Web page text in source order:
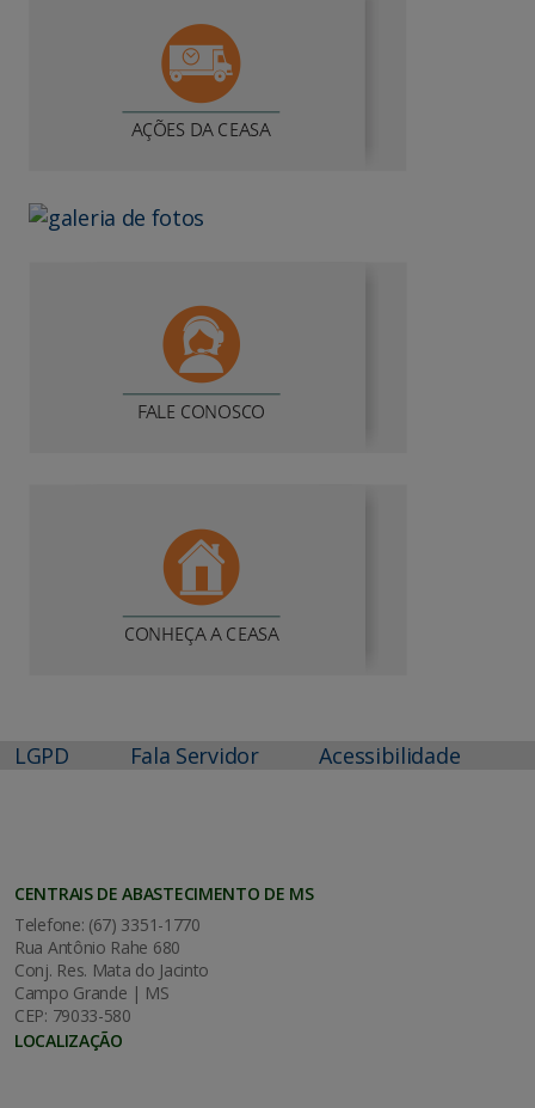
LGPD Fala Servidor Acessibilidade
CENTRAIS DE ABASTECIMENTO DE MS
Telefone: (67) 3351-1770
Rua Antônio Rahe 680
Conj. Res. Mata do Jacinto
Campo Grande | MS
CEP: 79033-580
LOCALIZAÇÃO